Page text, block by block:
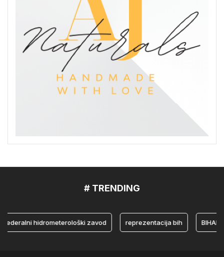
# TRENDING
hidrometerološki zavod reprezentacija bih BIHAMK